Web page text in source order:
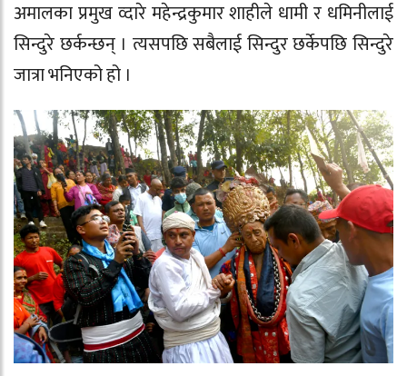
अमालका प्रमुख व्दारे महेन्द्रकुमार शाहीले धामी र धमिनीलाई
सिन्दुरे छर्कन्छन् । त्यसपछि सबैलाई सिन्दुर छर्केपछि सिन्दुरे
जात्रा भनिएको हो ।